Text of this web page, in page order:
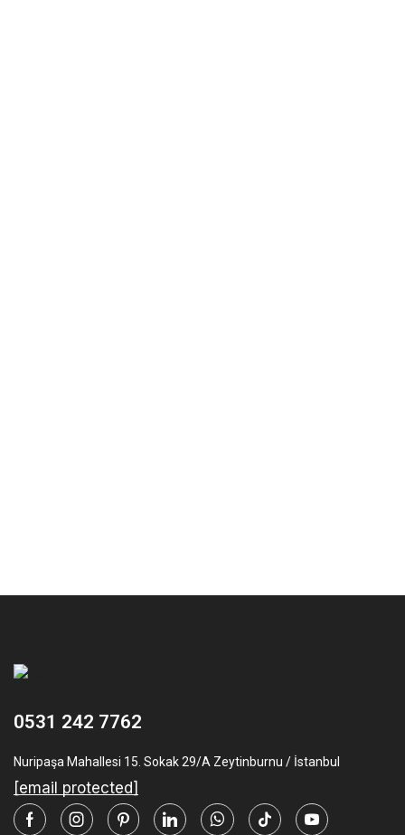
0531 242 7762
Nuripaşa Mahallesi 15. Sokak 29/A Zeytinburnu / İstanbul
[email protected]
FacebookInstagramPinterestLinkedinWhatsapp
Tik-
Youtube